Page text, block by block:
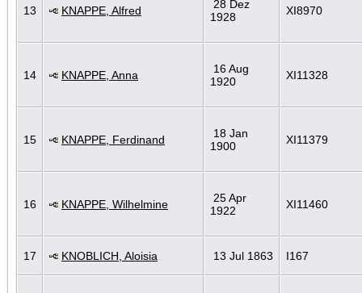
13 KNAPPE, Alfred
28 Dez
1928
XI8970
14 KNAPPE, Anna
16 Aug
1920
XI11328
15 KNAPPE, Ferdinand
18 Jan
1900
XI11379
16 KNAPPE, Wilhelmine
25 Apr
1922
XI11460
17 KNOBLICH, Aloisia 13 Jul 1863 I167